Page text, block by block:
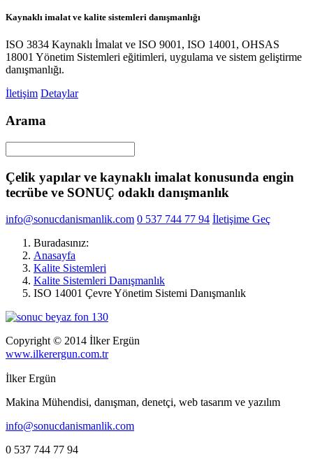
Kaynaklı imalat ve kalite sistemleri danışmanlığı
ISO 3834 Kaynaklı İmalat ve ISO 9001, ISO 14001, OHSAS
18001 Yönetim Sistemleri eğitimleri, uygulama ve sistem geliştirme
danışmanlığı.
İletişim Detaylar
Arama
Çelik yapılar ve kaynaklı imalat konusunda engin
tecrübe ve SONUÇ odaklı danışmanlık
info@sonucdanismanlik.com 0 537 744 77 94 İletişime Geç
Buradasınız:
Anasayfa
Kalite Sistemleri
Kalite Sistemleri Danışmanlık
ISO 14001 Çevre Yönetim Sistemi Danışmanlık
Copyright © 2014 İlker Ergün
www.ilkerergun.com.tr
İlker Ergün
Makina Mühendisi, danışman, denetçi, web tasarım ve yazılım
info@sonucdanismanlik.com
0 537 744 77 94